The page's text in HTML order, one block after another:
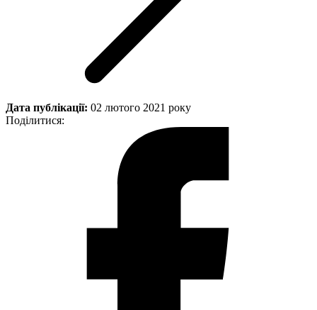
Дата публікації: 02 лютого 2021 року
Поділитися: